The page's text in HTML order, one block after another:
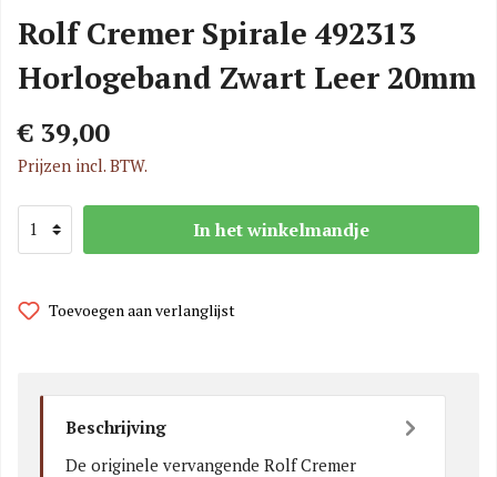
Rolf Cremer Spirale 492313
Horlogeband Zwart Leer 20mm
€ 39,00
Prijzen incl. BTW.
In het winkelmandje
Toevoegen aan verlanglijst
Beschrijving
De originele vervangende Rolf Cremer